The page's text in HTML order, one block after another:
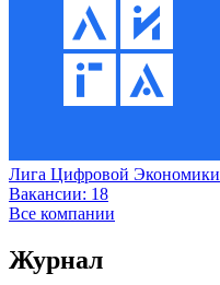
Лига Цифровой Экономики
Вакансии: 18
Все компании
Журнал